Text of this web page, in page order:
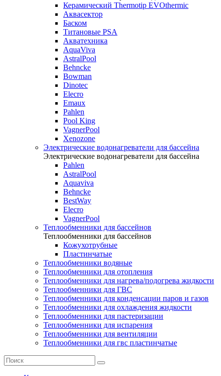
Керамический Thermotip EVOthermic
Аквасектор
Баском
Титановые PSA
Акватехника
AquaViva
AstralPool
Behncke
Bowman
Dinotec
Elecro
Emaux
Pahlen
Pool King
VagnerPool
Xenozone
Электрические водонагреватели для бассейна
Электрические водонагреватели для бассейна
Pahlen
AstralPool
Aquaviva
Behncke
BestWay
Elecro
VagnerPool
Теплообменники для бассейнов
Теплообменники для бассейнов
Кожухотрубные
Пластинчатые
Теплообменники водяные
Теплообменники для отопления
Теплообменники для нагрева/подогрева жидкости
Теплообменники для ГВС
Теплообменники для конденсации паров и газов
Теплообменники для охлаждения жидкости
Теплообменники для пастеризации
Теплообменники для испарения
Теплообменники для вентиляции
Теплообменники для гвс пластинчатые